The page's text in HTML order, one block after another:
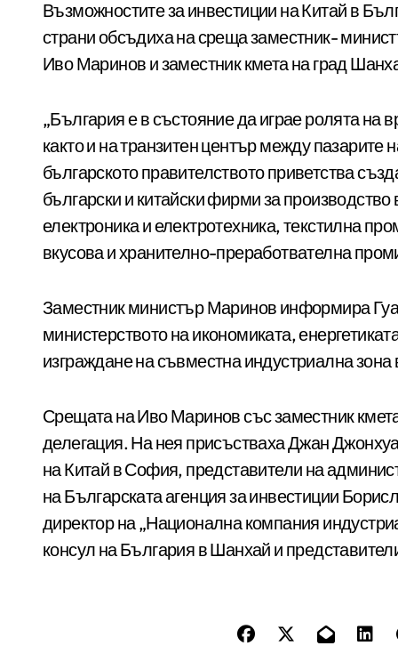
Възможностите за инвестиции на Китай в
страни обсъдиха на среща заместник-
Иво Маринов и заместник кмета на град
„България е в състояние да играе ролята на
както и на транзитен център между
българското правителството приветства
български и китайски фирми за
електроника и електротехника, текстилна
вкусова и хранително-преработвателна
Заместник министър Маринов информира
министерството на икономиката,
изграждане на съвместна индустриална
Срещата на Иво Маринов със заместник
делегация. На нея присъстваха Джан
на Китай в София, представители на
на Българската агенция за инвестиции
директор на „Национална компания
консул на България в Шанхай и